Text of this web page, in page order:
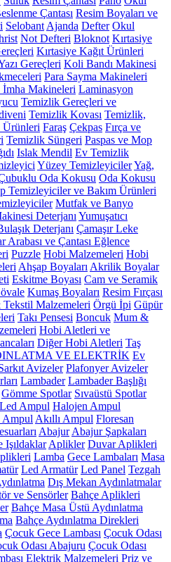
Çantası Resim Boyaları ve
Selobant Ajanda Defter Okul
Not Defteri Bloknot Kırtasiye
Kırtasiye Kağıt Ürünleri
Gereçleri Koli Bandı Makinesi
Para Sayma Makineleri
İmha Makineleri Laminasyon
Temizlik Gereçleri ve
Temizlik Kovası Temizlik,
Ürünleri Faraş Çekpas Fırça ve
Temizlik Süngeri Paspas ve Mop
Islak Mendil Ev Temizlik
Yüzey TemizleyicilerYağ,
Oda Kokusu Oda Kokusu
Temizleyiciler ve Bakım Ürünleri
Mutfak ve Banyo
Deterjanı Yumuşatıcı
Deterjanı Çamaşır Leke
Arabası ve Çantası Eğlence
Puzzle Hobi Malzemeleri Hobi
Ahşap Boyaları Akrilik Boyalar
Eskitme Boyası Cam ve Seramik
Kumaş Boyaları Resim Fırçası
Malzemeleri Örgü İpi Güpür
Takı Pensesi Boncuk Mum &
Hobi Aletleri ve
Diğer Hobi Aletleri Taş
VE ELEKTRİK Ev
Avizeler Plafonyer Avizeler
Lambader Lambader Başlığı
Gömme Spotlar Sıvaüstü Spotlar
Led Ampul Halojen Ampul
Ampul Akıllı Ampul Floresan
Abajur Abajur Şapkaları
Işıldaklar Aplikler Duvar Aplikleri
Lamba Gece Lambaları Masa
Led Armatür Led Panel Tezgah
Dış Mekan Aydınlatmalar
ve Sensörler Bahçe Aplikleri
Bahçe Masa Üstü Aydınlatma
Bahçe Aydınlatma Direkleri
Çocuk Gece Lambası Çocuk Odası
Odası Abajuru Çocuk Odası
Elektrik Malzemeleri Priz ve